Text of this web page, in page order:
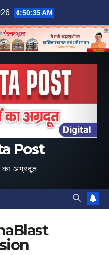
6:50:36 AM
Post
का अग्रदूत